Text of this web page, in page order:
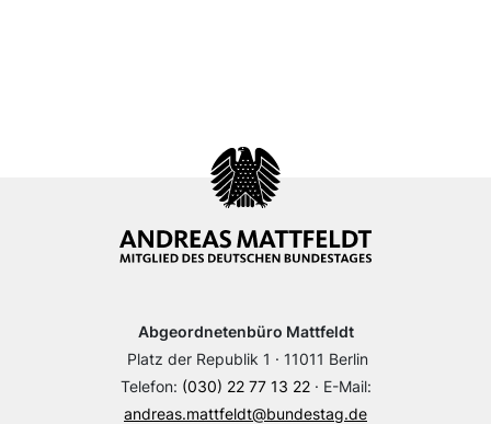
Abgeordnetenbüro Mattfeldt
Platz der Republik 1 · 11011 Berlin
Telefon: (030) 22 77 13 22· E-Mail:
andreas.mattfeldt@bundestag.de